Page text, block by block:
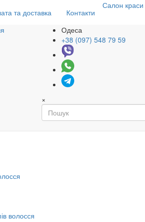
та доставка Контакти
Салон краси
Одеса
+38 (097) 548 79 59
×
волосся